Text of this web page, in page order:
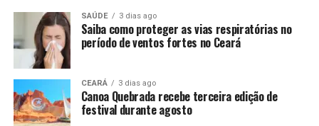
SAÚDE 3 dias ago
Saiba como proteger as vias respiratórias no
período de ventos fortes no Ceará
CEARÁ 3 dias ago
Canoa Quebrada recebe terceira edição de
festival durante agosto